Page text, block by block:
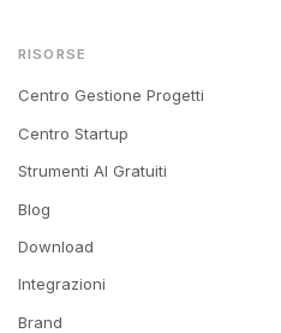
RISORSE
Centro Gestione Progetti
Centro Startup
Strumenti AI Gratuiti
Blog
Download
Integrazioni
Brand